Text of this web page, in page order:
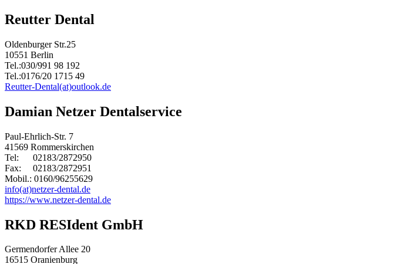
Reutter Dental
Oldenburger Str.25
10551 Berlin
Tel.:030/991 98 192
Tel.:0176/20 1715 49
Reutter-Dental(at)outlook.de
Damian Netzer Dentalservice
Paul-Ehrlich-Str. 7
41569 Rommerskirchen
Tel: 02183/2872950
Fax: 02183/2872951
Mobil.: 0160/96255629
info(at)netzer-dental.de
https://www.netzer-dental.de
RKD RESIdent GmbH
Germendorfer Allee 20
16515 Oranienburg